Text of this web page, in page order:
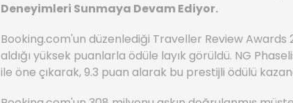
Deneyimleri Sunmaya Devam Ediyor.
Booking.com'un düzenlediği Traveller Review Awards
aldığı yüksek puanlarla ödüle layık görüldü. NG
ile öne çıkarak, 9.3 puan alarak bu prestijli ödülü